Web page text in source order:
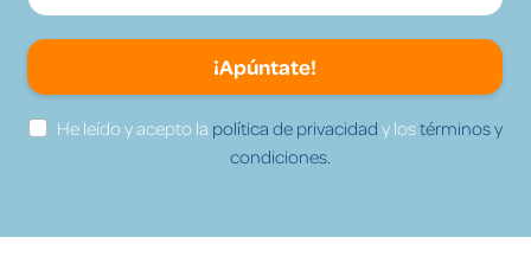
¡Apúntate!
He leído y acepto la política de privacidad y lostérminos y
condiciones.